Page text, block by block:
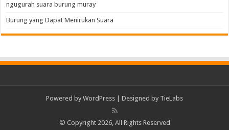
ngugurah suara burung muray
Burung yang Dapat Menirukan Suara
Powered by WordPress | Designed by TieLabs
© Copyright 2026, All Rights Reserved